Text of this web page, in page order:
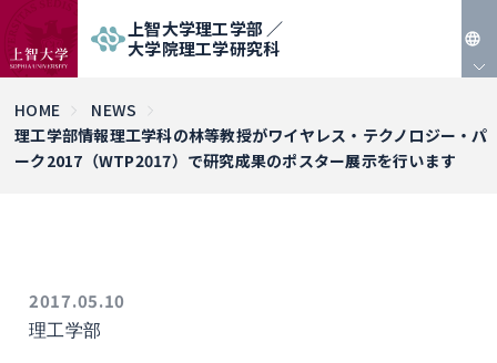
上智大学理工学部 ／
大学院理工学研究科
EN
HOME
NEWS
理工学部情報理工学科の林等教授がワイヤレス・テクノロジー・パ
ーク2017（WTP2017）で研究成果のポスター展示を行います
2017.05.10
理工学部